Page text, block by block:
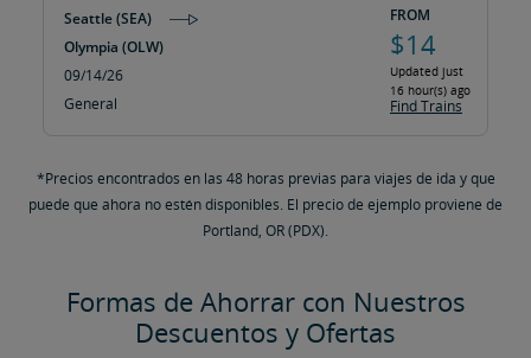
Seattle (SEA)
Olympia (OLW)
09/14/26
General
FROM
$14
Updated just
16 hour(s) ago
Find Trains
*Precios encontrados en las 48 horas previas para viajes de ida y que
puede que ahora no estén disponibles. El precio de ejemplo proviene de
Portland, OR (PDX).
Formas de Ahorrar con Nuestros
Descuentos y Ofertas